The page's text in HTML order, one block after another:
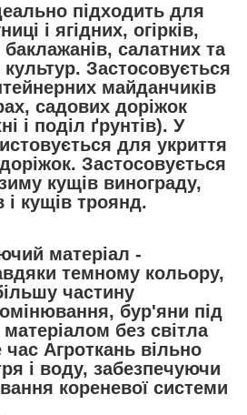
підходить для
і ягідних, огірків,
салатних та
Застосовується
майданчиків
садових доріжок
і поділ ґрунтів). У
для укриття
Застосовується
кущів винограду,
і кущів троянд.
матеріал -
темному кольору,
частину
бур'яни під
без світла
Агроткань вільно
і воду, забезпечуючи
кореневої системи